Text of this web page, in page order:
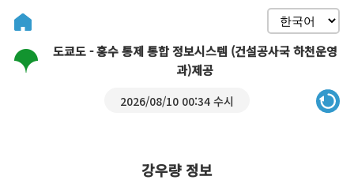
도쿄도 - 홍수 통제 통합 정보시스템 (건설공사국 하천운영
과)제공
2026/08/10 00:34 수시
강우량 정보